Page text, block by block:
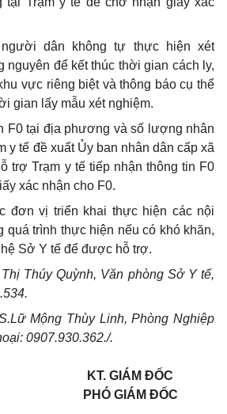
dân không tự thực hiện xét
nguyên để kết thúc thời gian cách ly,
vực riêng biệt và thông báo cụ thể
gian lấy mẫu xét nghiệm.
F0 tại địa phương và số lượng nhân
y tế đề xuất Ủy ban nhân dân cấp xã
trợ Trạm y tế tiếp nhận thông tin F0
xác nhận cho F0.
đơn vị triển khai thực hiện các nội
quá trình thực hiện nếu có khó khăn,
Sở Y tế để được hỗ trợ.
Thúy Quỳnh, Văn phòng Sở Y tế,
Mộng Thùy Linh, Phòng Nghiệp
0907.930.362./.
KT. GIÁM ĐỐC
PHÓ GIÁM ĐỐC